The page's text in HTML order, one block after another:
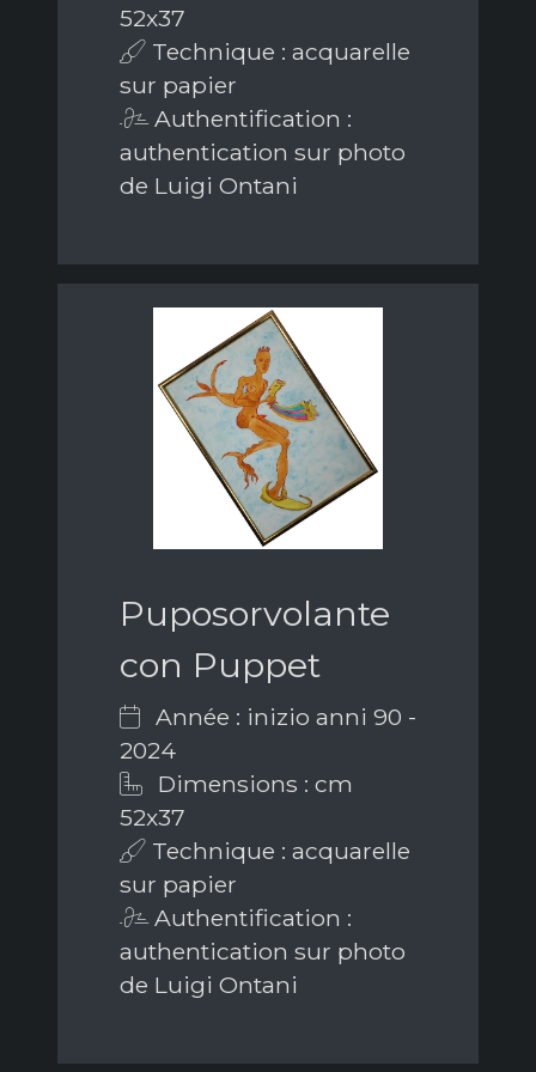
52x37
Technique : acquarelle
sur papier
Authentification :
authentication sur photo
de Luigi Ontani
Puposorvolante
con Puppet
Année : inizio anni 90 -
2024
Dimensions : cm
52x37
Technique : acquarelle
sur papier
Authentification :
authentication sur photo
de Luigi Ontani